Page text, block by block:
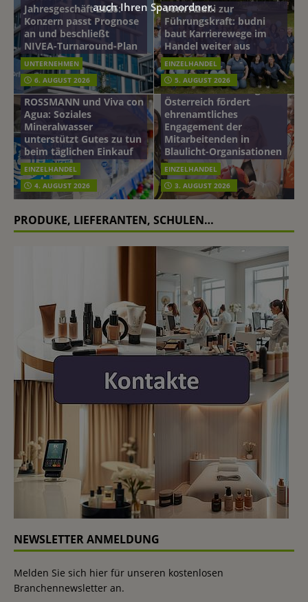
Jahresgeschäft 2026:
Konzern passt Prognose
an und beschließt
NIVEA-Turnaround-Plan
UNTERNEHMEN
6. AUGUST 2026
Vom Azubi zur
Führungskraft: budni
baut Karrierewege im
Handel weiter aus
EINZELHANDEL
5. AUGUST 2026
ROSSMANN und Viva con
Agua: Soziales
Mineralwasser
unterstützt Gutes zu tun
beim täglichen Einkauf
EINZELHANDEL
4. AUGUST 2026
mehr vom leben tag: dm
Österreich fördert
ehrenamtliches
Engagement der
Mitarbeitenden in
Blaulicht-Organisationen
EINZELHANDEL
3. AUGUST 2026
PRODUKE, LIEFERANTEN, SCHULEN…
NEWSLETTER ANMELDUNG
Melden Sie sich hier für unseren kostenlosen
Branchennewsletter an.
auch Ihren Spamordner.